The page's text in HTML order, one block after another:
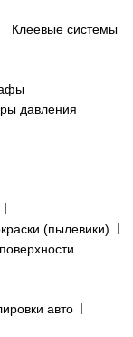
Клеевые системы
давления
(пылевики)
авто